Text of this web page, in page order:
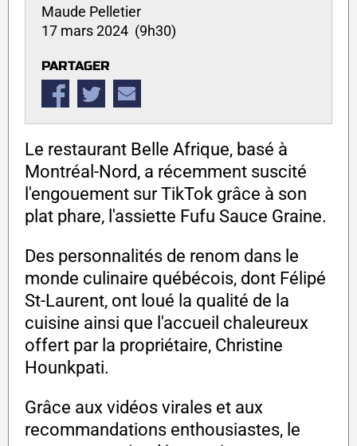
Maude Pelletier
17 mars 2024 (9h30)
PARTAGER
Le restaurant Belle Afrique, basé à
Montréal-Nord, a récemment suscité
l'engouement sur TikTok grâce à son
plat phare, l'assiette Fufu Sauce Graine.
Des personnalités de renom dans le
monde culinaire québécois, dont Félipé
St-Laurent, ont loué la qualité de la
cuisine ainsi que l'accueil chaleureux
offert par la propriétaire, Christine
Hounkpati.
Grâce aux vidéos virales et aux
recommandations enthousiastes, le